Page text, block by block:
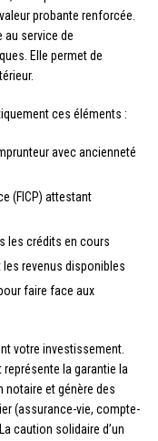
probante renforcée.
au service de
Elle permet de
ces éléments :
avec ancienneté
(FICP) attestant
les crédits en cours
revenus disponibles
faire face aux
votre investissement.
représente la garantie la
notaire et génère des
(assurance-vie, compte-
caution solidaire d’un